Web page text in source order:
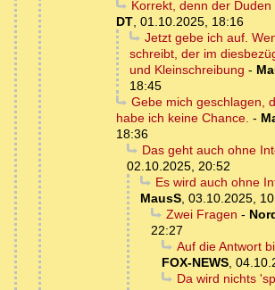
Korrekt, denn der
DT 01.10.2025, 18:16
Jetzt gebe ich auf.
schreibt, der im
und Kleinschreibung -
18:45
Gebe mich geschlagen,
habe ich keine Chance. -
18:36
Das geht auch ohne
02.10.2025, 20:52
Es wird auch ohne
MausS 03.10.2025,
Zwei Fragen -
22:27
Auf die Antwort
FOX-NEWS
Da wird nichts